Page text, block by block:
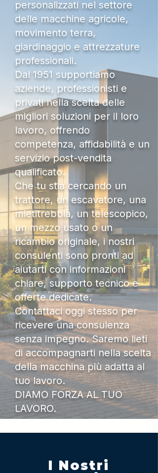
personalizzati nel settore
delle macchine agricole,
movimento terra,
giardinaggio e attrezzature
professionali.
Dal 1951 supportiamo
aziende, professionisti e
privati nella scelta delle
migliori soluzioni per il loro
lavoro, offrendo
competenza, affidabilità e un
servizio post-vendita
qualificato.
Che tu stia cercando un
trattore, un escavatore, una
mietitrebbia, un telescopico,
un mezzo usato o un
ricambio originale, i nostri
consulenti sono pronti ad
aiutarti con informazioni
chiare, supporto tecnico e
offerte dedicate.
Contattaci oggi stesso per
ricevere una consulenza
senza impegno. Saremo lieti
di accompagnarti nella scelta
della macchina più adatta al
tuo lavoro.
DIAMO FORZA AL TUO
LAVORO.
I Nostri